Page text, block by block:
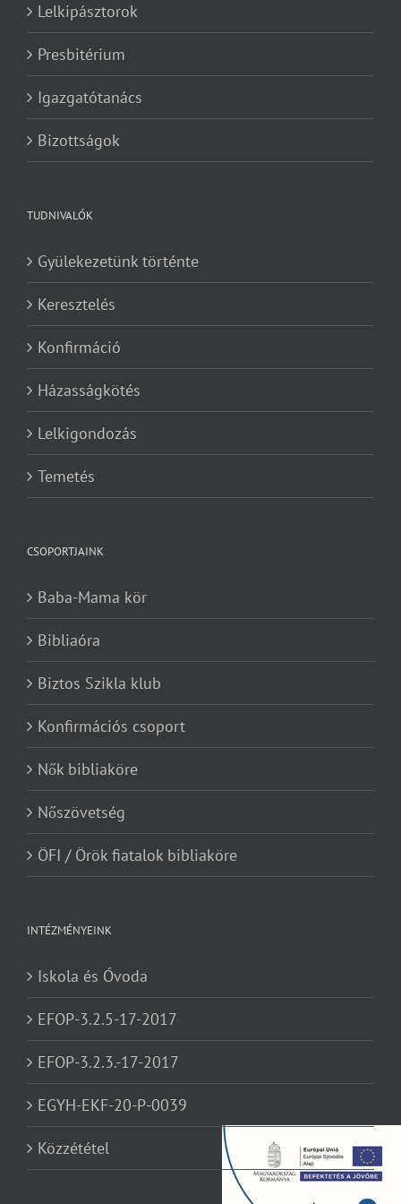
Lelkipásztorok
Presbitérium
Igazgatótanács
Bizottságok
TUDNIVALÓK
Gyülekezetünk történte
Keresztelés
Konfirmáció
Házasságkötés
Lelkigondozás
Temetés
CSOPORTJAINK
Baba-Mama kör
Bibliaóra
Biztos Szikla klub
Konfirmációs csoport
Nők bibliaköre
Nőszövetség
ÖFI / Örök fiatalok bibliaköre
INTÉZMÉNYEINK
Iskola és Óvoda
EFOP-3.2.5-17-2017
EFOP-3.2.3.-17-2017
EGYH-EKF-20-P-0039
Közzététel